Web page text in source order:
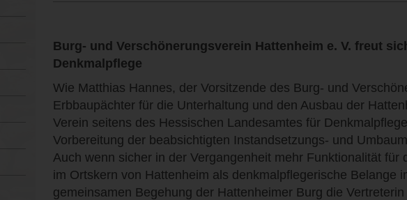
Burg- und Verschönerungsverein Hattenheim e. V. freut
Denkmalpflege
Wie Matthias Hannes, der Vorsitzende des Burg- und
Erbbaupächter für die Unterhaltung und den Ausbau der
Verein seitens des Hessischen Landesamtes für
Vorbereitung der beabsichtigten Instandsetzungs- und
Auch wenn sicher in der Vergangenheit mehr Funktionalität
im Ortskern von Hattenheim als denkmalpflegerische Belange
gemeinsamen Begehung der Hattenheimer Burg die